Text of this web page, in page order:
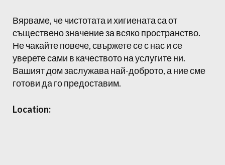
Вярваме, че чистотата и хигиената са от
съществено значение за всяко пространство.
Не чакайте повече, свържете се с нас и се
уверете сами в качеството на услугите ни.
Вашият дом заслужава най-доброто, а ние сме
готови да го предоставим.
Location: